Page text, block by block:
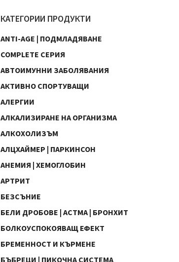
КАТЕГОРИИ ПРОДУКТИ
ANTI-AGE | ПОДМЛАДЯВАНЕ
COMPLETE СЕРИЯ
АВТОИМУННИ ЗАБОЛЯВАНИЯ
АКТИВНО СПОРТУВАЩИ
АЛЕРГИИ
АЛКАЛИЗИРАНЕ НА ОРГАНИЗМА
АЛКОХОЛИЗЪМ
АЛЦХАЙМЕР | ПАРКИНСОН
АНЕМИЯ | ХЕМОГЛОБИН
АРТРИТ
БЕЗСЪНИЕ
БЕЛИ ДРОБОВЕ | АСТМА | БРОНХИТ
БОЛКОУСПОКОЯВАЩ ЕФЕКТ
БРЕМЕННОСТ И КЪРМЕНЕ
БЪБРЕЦИ | ПИКОЧНА СИСТЕМА